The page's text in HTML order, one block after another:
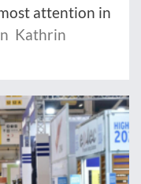
attention in
Kathrin